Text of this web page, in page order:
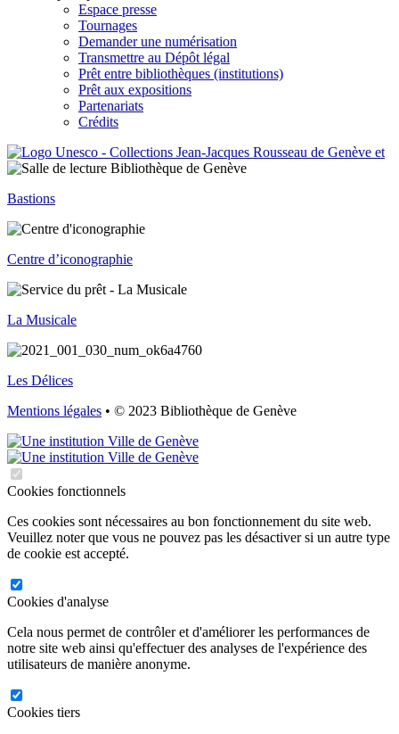
Espace presse
Tournages
Demander une numérisation
Transmettre au Dépôt légal
Prêt entre bibliothèques (institutions)
Prêt aux expositions
Partenariats
Crédits
Bastions
Centre d’iconographie
La Musicale
Les Délices
Mentions légales • © 2023 Bibliothèque de Genève
Cookies fonctionnels
Ces cookies sont nécessaires au bon fonctionnement du site web.
Veuillez noter que vous ne pouvez pas les désactiver si un autre type
de cookie est accepté.
Cookies d'analyse
Cela nous permet de contrôler et d'améliorer les performances de
notre site web ainsi qu'effectuer des analyses de l'expérience des
utilisateurs de manière anonyme.
Cookies tiers